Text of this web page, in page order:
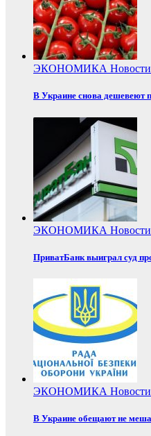
ЭКОНОМИКА Новости
В Украине снова дешевеют
ЭКОНОМИКА Новости
ПриватБанк выиграл суд
ЭКОНОМИКА Новости
В Украине обещают не